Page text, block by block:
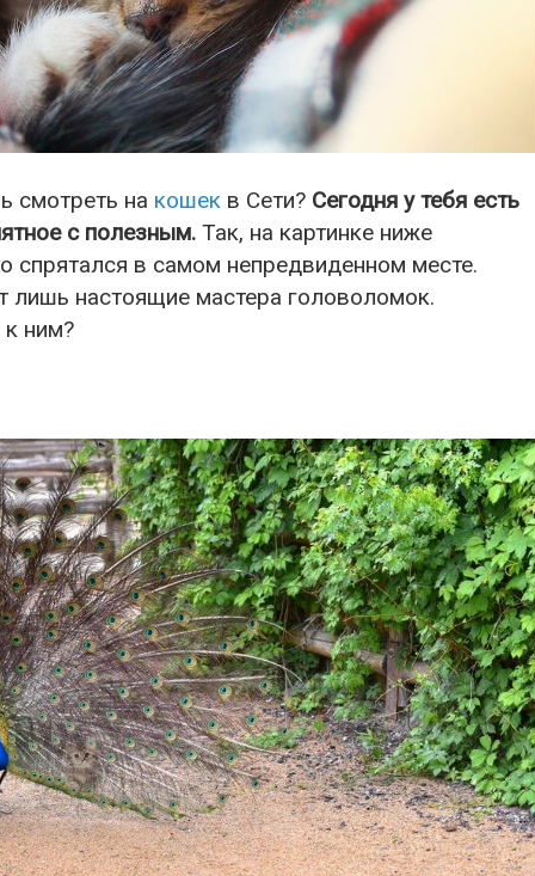
смотреть на кошек в Сети? Сегодня у тебя есть
с полезным. Так, на картинке ниже
спрятался в самом непредвиденном месте.
лишь настоящие мастера головоломок.
ним?